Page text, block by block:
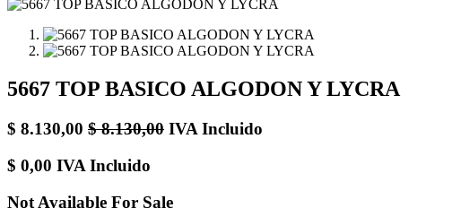
5667 TOP BASICO ALGODON Y LYCRA
$ 8.130,00 $8.130,00 IVA Incluido
$ 0,00 IVA Incluido
Not Available For Sale